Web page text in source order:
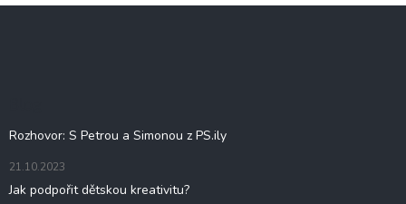
Rozhovor: S Petrou a Simonou z PS.ily
21.10.2023
Jak podpořit dětskou kreativitu?